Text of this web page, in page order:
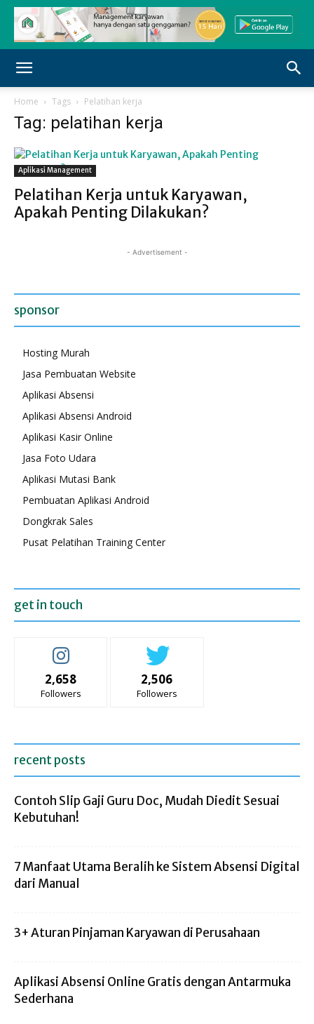
Home Tags Pelatihan kerja
Tag: pelatihan kerja
Aplikasi Management
Pelatihan Kerja untuk Karyawan,
Apakah Penting Dilakukan?
- Advertisement -
sponsor
Hosting Murah
Jasa Pembuatan Website
Aplikasi Absensi
Aplikasi Absensi Android
Aplikasi Kasir Online
Jasa Foto Udara
Aplikasi Mutasi Bank
Pembuatan Aplikasi Android
Dongkrak Sales
Pusat Pelatihan Training Center
get in touch
2,658
Followers
2,506
Followers
recent posts
Contoh Slip Gaji Guru Doc, Mudah Diedit Sesuai
Kebutuhan!
7 Manfaat Utama Beralih ke Sistem Absensi Digital
dari Manual
3+ Aturan Pinjaman Karyawan di Perusahaan
Aplikasi Absensi Online Gratis dengan Antarmuka
Sederhana